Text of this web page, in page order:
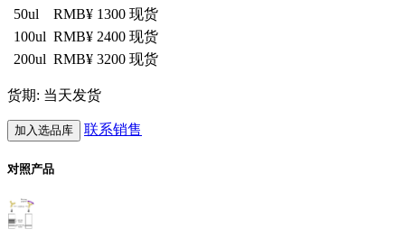
50ul
RMB¥ 1300 现货
100ul RMB¥ 2400 现货
200ul RMB¥ 3200 现货
货期: 当天发货
加入选品库 联系销售
对照产品